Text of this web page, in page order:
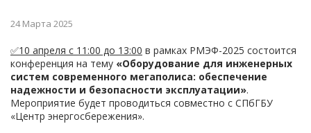
24 Марта 2025
✅10 апреля с 11:00 до 13:00 в рамках РМЭФ-2025 состоится
конференция на тему «Оборудование для инженерных
систем современного мегаполиса: обеспечение
надежности и безопасности эксплуатации».
Мероприятие будет проводиться совместно с СПбГБУ
«Центр энергосбережения».